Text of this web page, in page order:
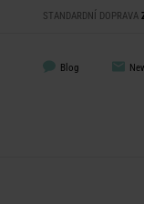
STANDARDNÍ DOPRAVA
Blog